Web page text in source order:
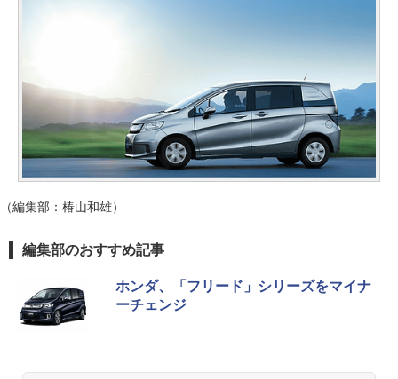
（編集部：椿山和雄）
編集部のおすすめ記事
ホンダ、「フリード」シリーズをマイナ
ーチェンジ